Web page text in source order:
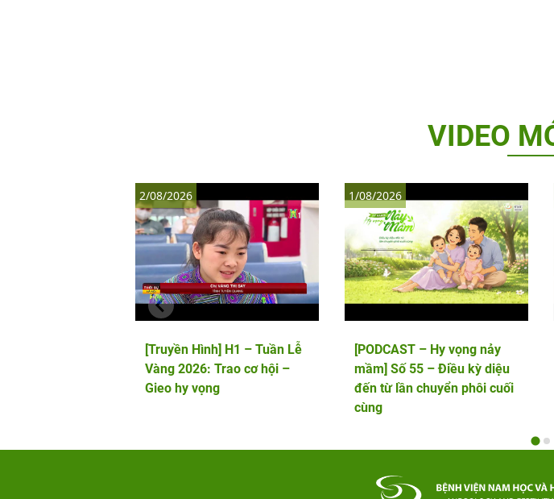
VIDEO
[Truyền Hình] H1 – Tuần Lễ
Vàng 2026: Trao cơ hội –
Gieo hy vọng
2/08/2026
[PODCAST – Hy vọng nảy
mầm] Số 55 – Điều kỳ diệu
đến từ lần chuyển phôi cuối
cùng
1/08/2026